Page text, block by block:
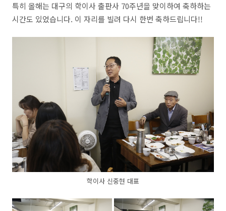
특히 올해는 대구의 학이사 출판사 70주년을 맞이하여 축하하는
시간도 있었습니다. 이 자리를 빌려 다시 한번 축하드립니다!!
학이사 신중현 대표